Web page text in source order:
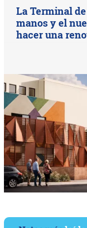
La Terminal
manos y el
hacer una